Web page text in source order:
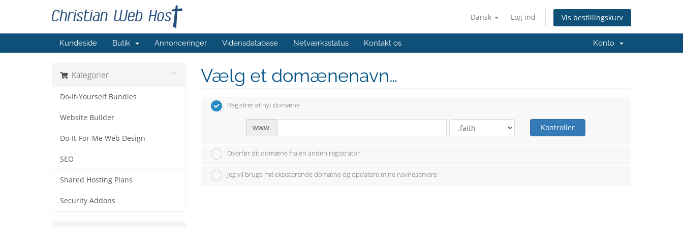
Dansk Log ind Vis bestillingskurv
Kundeside Butik Annonceringer Vidensdatabase Netværksstatus Kontakt os Konto
Kategorier
Do-It-Yourself Bundles
Website Builder
Do-It-For-Me Web Design
SEO
Shared Hosting Plans
Security Addons
Vælg et domænenavn…
Registrer et nyt domæne
www. Kontroller
Overfør dit domæne fra en anden registrator
Jeg vil bruge mit eksisterende domæne og opdatere mine navneservere